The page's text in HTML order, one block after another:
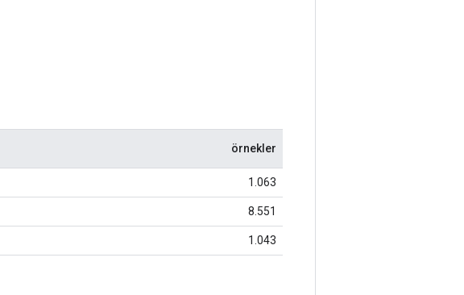
örnekler
1.063
8.551
1.043